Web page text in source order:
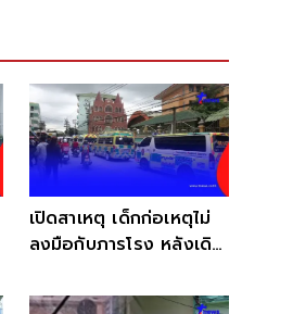
เปิดสาเหตุ เด็กก่อเหตุไม่
ลงมือกับภารโรง หลังเดิน